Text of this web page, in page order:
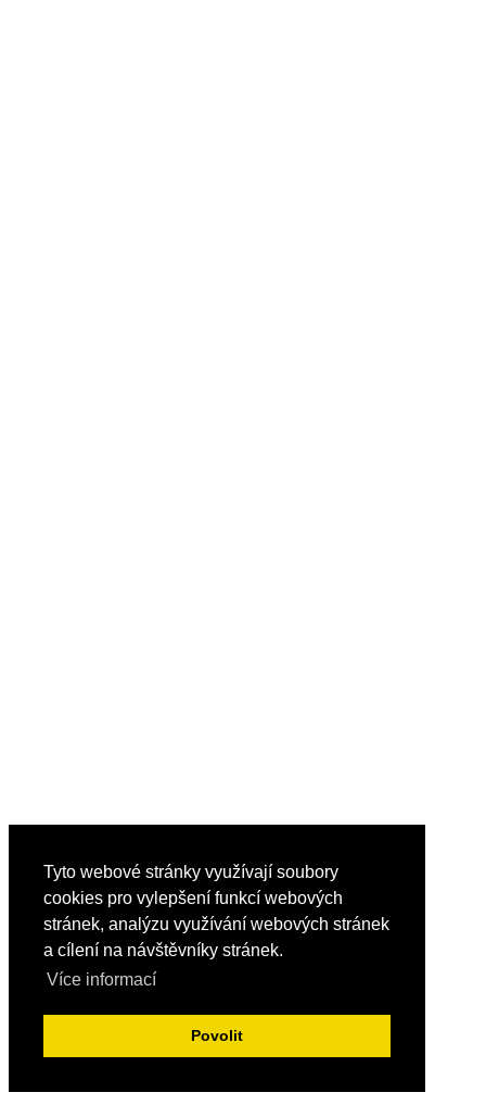
Tyto webové stránky využívají soubory
cookies pro vylepšení funkcí webových
stránek, analýzu využívání webových stránek
a cílení na návštěvníky stránek.
Více informací
Povolit